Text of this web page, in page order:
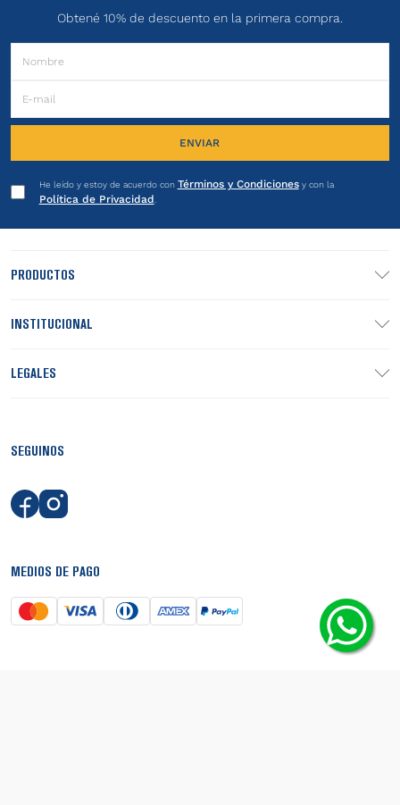
Obtené 10% de descuento en la primera compra.
ENVIAR
He leído y estoy de acuerdo con Términos y Condicionesy con la
Política de Privacidad
PRODUCTOS
INSTITUCIONAL
LEGALES
SEGUINOS
MEDIOS DE PAGO